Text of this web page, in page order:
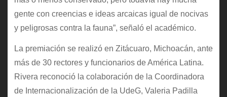
gente con creencias e ideas arcaicas igual de nocivas
y peligrosas contra la fauna”, señaló el académico.
La premiación se realizó en Zitácuaro, Michoacán, ante
más de 30 rectores y funcionarios de América Latina.
Rivera reconoció la colaboración de la Coordinadora
de Internacionalización de la UdeG, Valeria Padilla